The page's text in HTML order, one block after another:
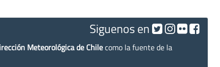
Siguenos en
Meteorológica de Chilecomo la fuente de la